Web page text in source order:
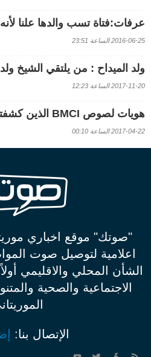
عرفات:فتاة تسب والدها علنا
2016-06-25 الساعة 23:51
ولد الميداح : من يلتقي الشيخ
2017-11-20 الساعة 12:23
هويات لصوص BMCI الذين كشفتهم إمرأة
2017-04-22 الساعة 00:10
"صوتك" موقع اخباري
اعلامية لتوصيل صوت
الشأن المحلي والاقليمي
الاجتماعية والصحية
الإتصال بنا: